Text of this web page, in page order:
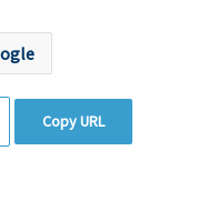
Copy URL